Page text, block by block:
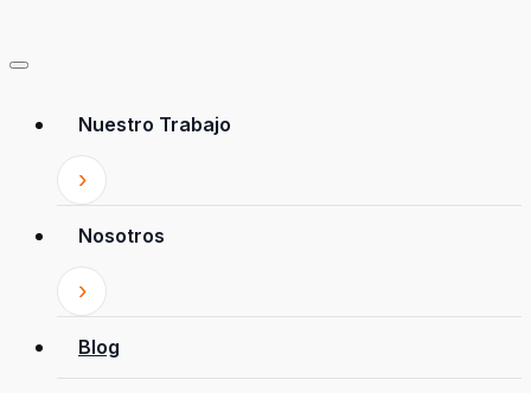
Nuestro Trabajo
Nosotros
Blog